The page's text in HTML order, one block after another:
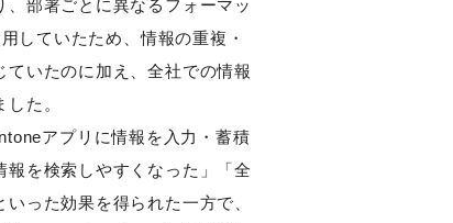
部署ごとに異なるフォーマッ
していたため、情報の重複・
いたのに加え、全社での情報
た。
アプリに情報を入力・蓄積
を検索しやすくなった」「全
った効果を得られた一方で、